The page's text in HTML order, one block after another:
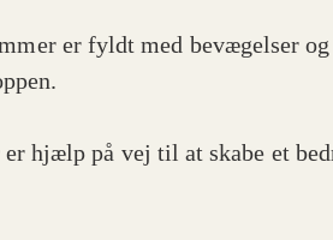
er fyldt med bevægelser og
hjælp på vej til at skabe et